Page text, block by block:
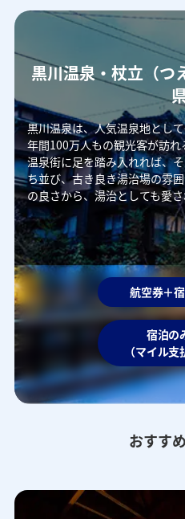
航空券＋
宿泊の
（マイル支
黒川温泉・杖立（つ
黒川温泉は、人気温泉地とし
年間100万人もの観光客が訪れ
温泉街に足を踏み入れれば、
ち並び、古き良き湯治場の雰
の良さから、湯治としても愛
おすす